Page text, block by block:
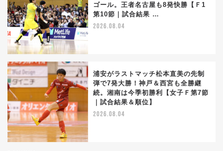
ゴール。王者名古屋も8発快勝【Ｆ1
第10節｜試合結果 …
2026.08.04
浦安がラストマッチ松本直美の先制
弾で7発大勝！神戸＆西宮も全勝継
続。湘南は今季初勝利【女子Ｆ第7節
｜試合結果＆順位】
2026.08.04